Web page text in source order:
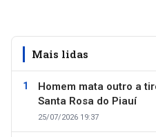
Mais lidas
Homem mata outro a
Santa Rosa do Piauí
25/07/2026 19:37